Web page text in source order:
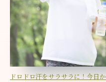
ドロドロ汗をサラサラに！今日